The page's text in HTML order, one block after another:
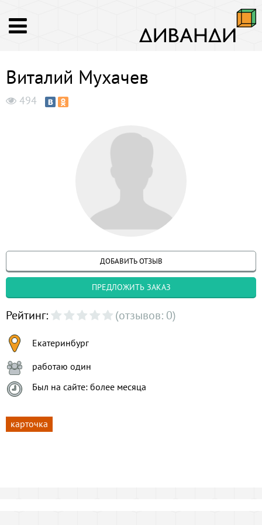
Виталий Мухачев
494
ДОБАВИТЬ ОТЗЫВ
ПРЕДЛОЖИТЬ ЗАКАЗ
Рейтинг: (отзывов: 0)
Екатеринбург
работаю один
Был на сайте: более месяца
карточка